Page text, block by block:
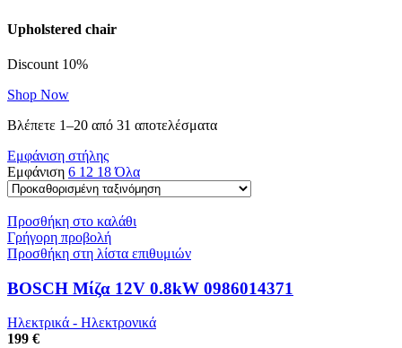
Upholstered chair
Discount 10%
Shop Now
Βλέπετε 1–20 από 31 αποτελέσματα
Εμφάνιση στήλης
Εμφάνιση 6 12 18Όλα
Προσθήκη στο καλάθι
Γρήγορη προβολή
Προσθήκη στη λίστα επιθυμιών
BOSCH Μίζα 12V 0.8kW 0986014371
Ηλεκτρικά - Ηλεκτρονικά
199 €